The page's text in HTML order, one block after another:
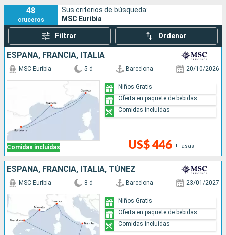
48
cruceros
Sus criterios de búsqueda:
MSC Euribia
Filtrar Ordenar
ESPAÑA, FRANCIA, ITALIA
Comidas incluidas
MSC Euribia 5 d Barcelona 20/10/2026
US$ 446 +Tasas
Niños Gratis
Oferta en paquete de bebidas
Comidas incluidas
ESPAÑA, FRANCIA, ITALIA, TÚNEZ
MSC Euribia 8 d Barcelona 23/01/2027
Niños Gratis
Oferta en paquete de bebidas
Comidas incluidas